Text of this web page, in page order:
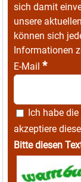
sich damit
unsere
können sich
Informationen
E-Mail *
Ich habe die
akzeptiere
Bitte diesen